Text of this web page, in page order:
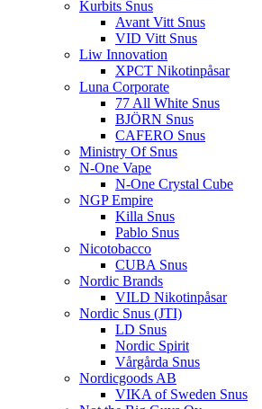
Kurbits Snus
Avant Vitt Snus
VID Vitt Snus
Liw Innovation
XPCT Nikotinpåsar
Luna Corporate
77 All White Snus
BJÖRN Snus
CAFERO Snus
Ministry Of Snus
N-One Vape
N-One Crystal Cube
NGP Empire
Killa Snus
Pablo Snus
Nicotobacco
CUBA Snus
Nordic Brands
VILD Nikotinpåsar
Nordic Snus (JTI)
LD Snus
Nordic Spirit
Vårgårda Snus
Nordicgoods AB
VIKA of Sweden Snus